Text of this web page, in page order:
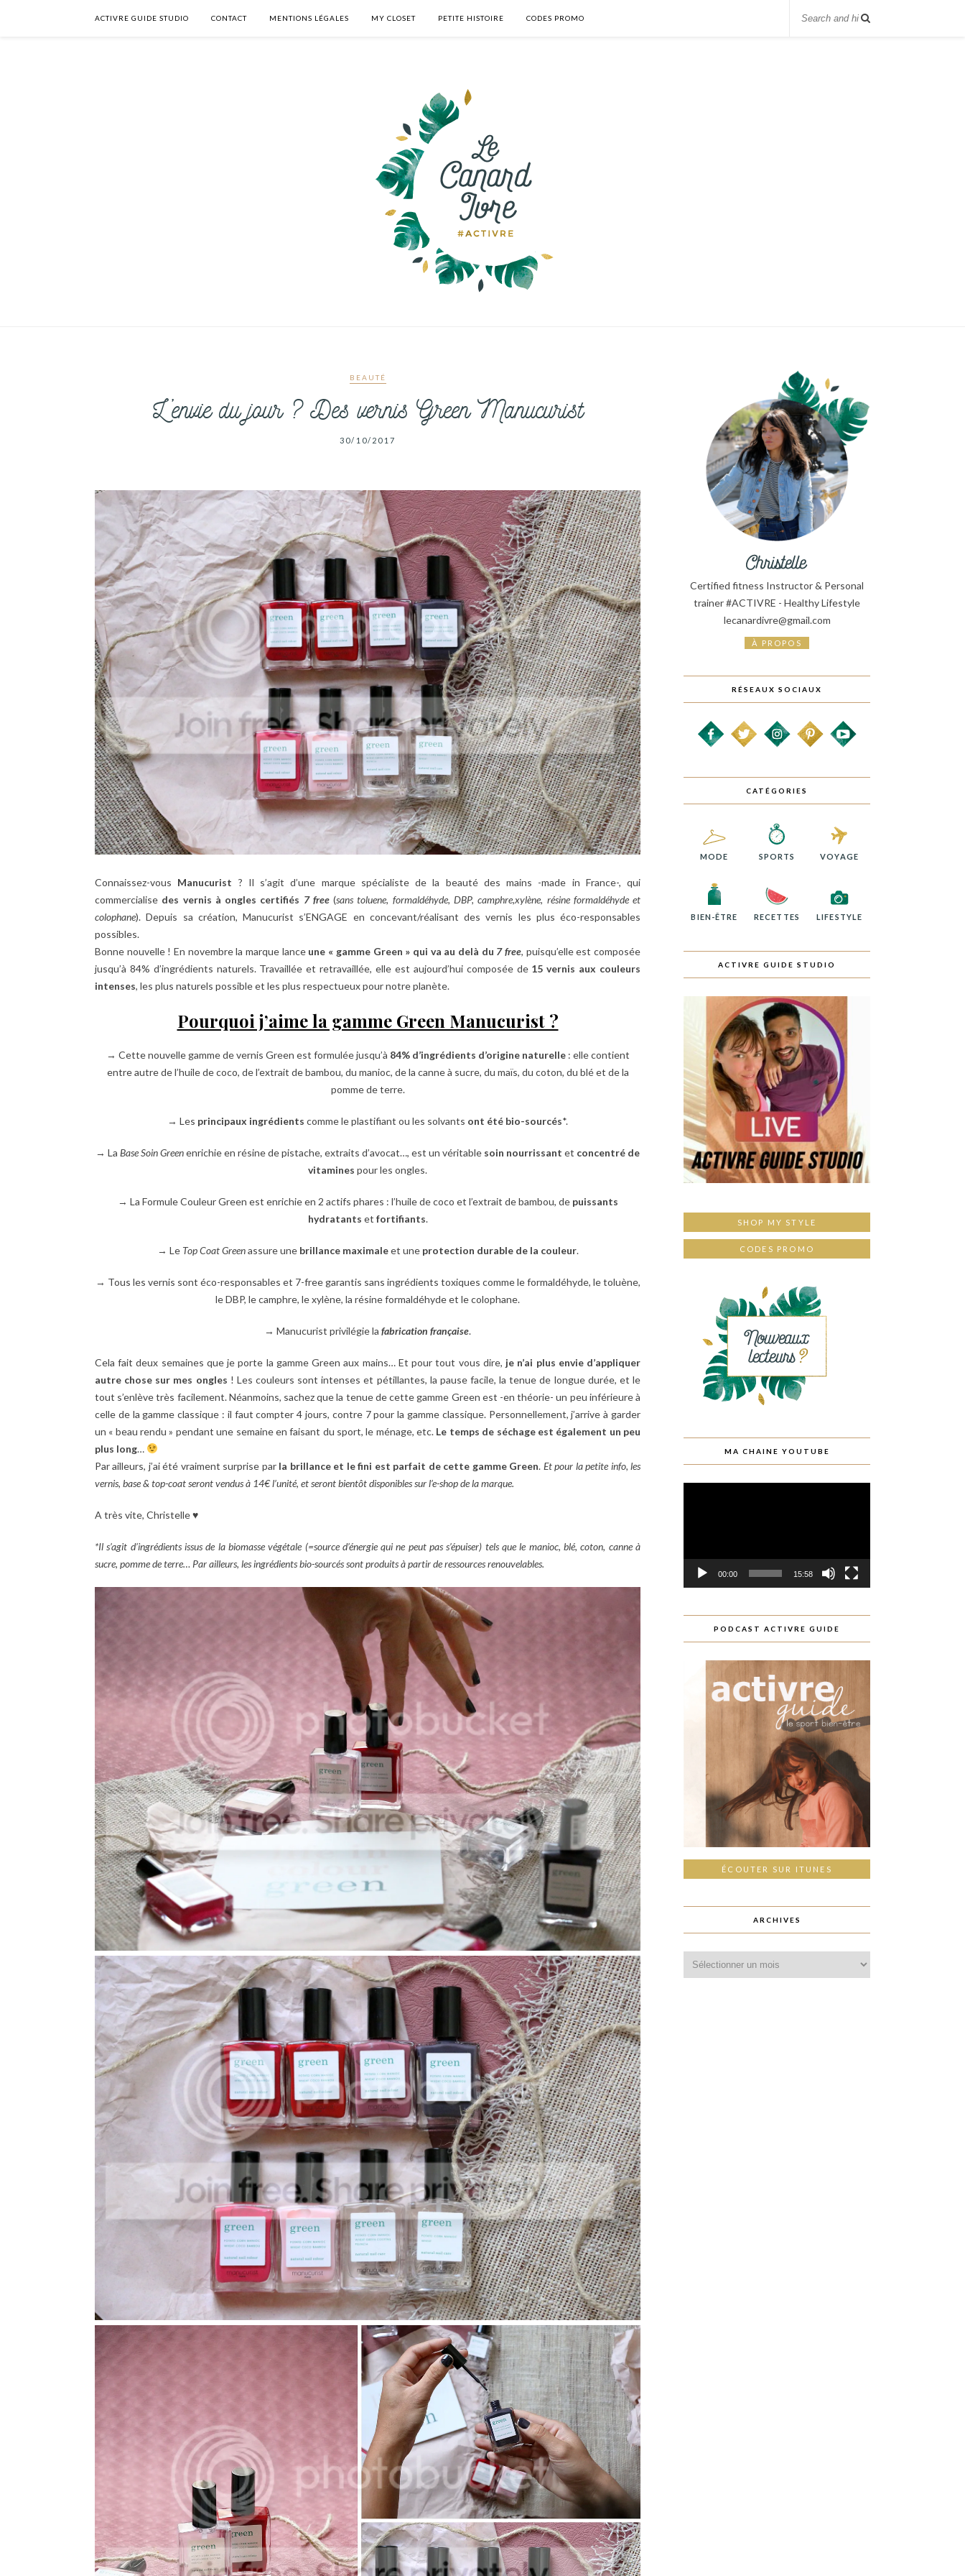
ACTIVRE GUIDE STUDIO CONTACT MENTIONS LÉGALES MY CLOSET PETITE HISTOIRE CODES PROMO
BEAUTÉ
L’envie du jour ? Des vernis Green Manucurist
30/10/2017
Connaissez-vous Manucurist ? Il s’agit d’une marque spécialiste de la beauté des mains -made in France-, qui
commercialise des vernis à ongles certifiés 7 free(sans toluene, formaldéhyde, DBP, camphre,xylène, résine formaldéhyde et
colophane). Depuis sa création, Manucurist s’ENGAGE en concevant/réalisant des vernis les plus éco-responsables
possibles.
Bonne nouvelle ! En novembre la marque lance une « gamme Green » qui va au delà du 7 free, puisqu’elle est composée
jusqu’à 84% d’ingrédients naturels. Travaillée et retravaillée, elle est aujourd’hui composée de 15 vernis aux couleurs
intenses, les plus naturels possible et les plus respectueux pour notre planète.
Pourquoi j’aime la gamme Green Manucurist ?
→ Cette nouvelle gamme de vernis Green est formulée jusqu’à 84% d’ingrédients d’origine naturelle: elle contient
entre autre de l’huile de coco, de l’extrait de bambou, du manioc, de la canne à sucre, du maïs, du coton, du blé et de la
pomme de terre.
→ Les principaux ingrédients comme le plastifiant ou les solvants ont été bio-sourcés*.
→ La Base Soin Greenenrichie en résine de pistache, extraits d’avocat…, est un véritable soin nourrissant et concentré de
vitamines pour les ongles.
→ La Formule Couleur Green est enrichie en 2 actifs phares : l’huile de coco et l’extrait de bambou, de puissants
hydratants et fortifiants.
→ Le Top Coat Greenassure une brillance maximaleet une protection durable de la couleur.
→ Tous les vernis sont éco-responsables et 7-free garantis sans ingrédients toxiques comme le formaldéhyde, le toluène,
le DBP, le camphre, le xylène, la résine formaldéhyde et le colophane.
→ Manucurist privilégie la fabrication française.
Cela fait deux semaines que je porte la gamme Green aux mains… Et pour tout vous dire, je n’ai plus envie d’appliquer
autre chose sur mes ongles ! Les couleurs sont intenses et pétillantes, la pause facile, la tenue de longue durée, et le
tout s’enlève très facilement. Néanmoins, sachez que la tenue de cette gamme Green est -en théorie- un peu inférieure à
celle de la gamme classique : il faut compter 4 jours, contre 7 pour la gamme classique. Personnellement, j’arrive à garder
un « beau rendu » pendant une semaine en faisant du sport, le ménage, etc. Le temps de séchage est également un peu
plus long…
Par ailleurs, j’ai été vraiment surprise par la brillance et le fini est parfait de cette gamme Green. Et pour la petite info, les
vernis, base & top-coat seront vendus à 14€ l’unité, et seront bientôt disponibles sur l’e-shop de la marque.
A très vite, Christelle ♥
*Il s’agit d’ingrédients issus de la biomasse végétale (=source d’énergie qui ne peut pas s’épuiser) tels que le manioc, blé, coton, canne à
sucre, pomme de terre… Par ailleurs, les ingrédients bio-sourcés sont produits à partir de ressources renouvelables.
Certified fitness Instructor & Personal
trainer #ACTIVRE - Healthy Lifestyle
lecanardivre@gmail.com
À PROPOS
RÉSEAUX SOCIAUX
CATÉGORIES
MODE SPORTS VOYAGE
BIEN-ÊTRE RECETTES LIFESTYLE
ACTIVRE GUIDE STUDIO
SHOP MY STYLE
CODES PROMO
MA CHAINE YOUTUBE
00:00 15:58
PODCAST ACTIVRE GUIDE
ÉCOUTER SUR ITUNES
ARCHIVES